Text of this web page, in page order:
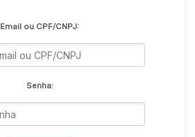
Email ou CPF/CNPJ:
Senha: